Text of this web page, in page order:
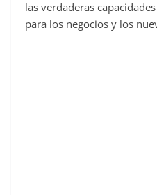
las verdaderas
para los negocios y los